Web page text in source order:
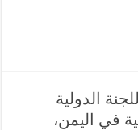
الدولية
في اليمن،